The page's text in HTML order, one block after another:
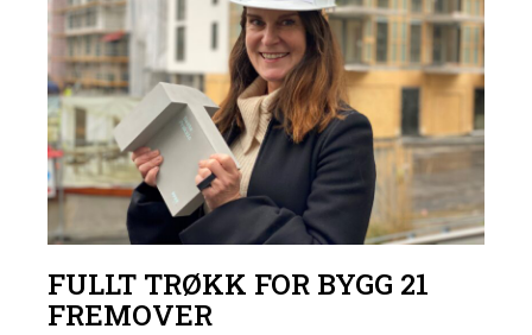
FULLT TRØKK FOR BYGG 21
FREMOVER